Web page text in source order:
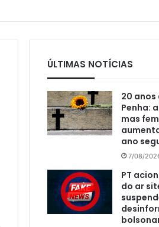
ÚLTIMAS NOTÍCIAS
20 anos
Penha:
mas
ano
7/08/
PT
do ar